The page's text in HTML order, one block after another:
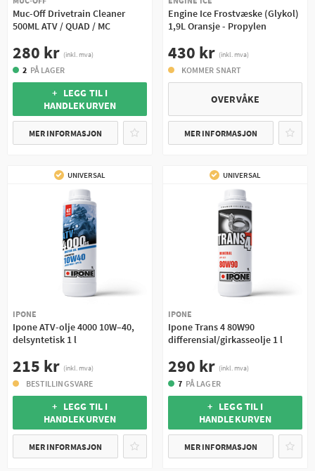
Muc-Off Drivetrain Cleaner
500ML ATV / QUAD / MC
280 kr (inkl. mva)
2 PÅ LAGER
+ LEGG TIL I
HANDLEKURVEN
MER INFORMASJON
Engine Ice Frostvæske (Glykol)
1,9L Oransje - Propylen
430 kr (inkl. mva)
KOMMER SNART
OVERVÅKE
MER INFORMASJON
UNIVERSAL
IPONE
Ipone ATV-olje 4000 10W–40,
delsyntetisk 1 l
215 kr (inkl. mva)
BESTILLINGSVARE
+ LEGG TIL I
HANDLEKURVEN
MER INFORMASJON
UNIVERSAL
IPONE
Ipone Trans 4 80W90
differensial/girkasseolje 1 l
290 kr (inkl. mva)
7 PÅ LAGER
+ LEGG TIL I
HANDLEKURVEN
MER INFORMASJON